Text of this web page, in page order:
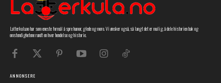
Latterkula.no har som eneste formål å spre humor, glede og moro. Vi ønsker også, så langt det er mulig, å dele historien bak og
omstendighetene rundt en hver hendelse og historie.
ANNONSERE